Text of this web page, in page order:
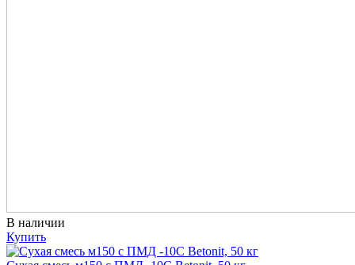
В наличии
Купить